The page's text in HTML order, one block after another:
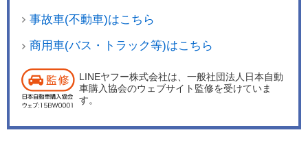
事故車(不動車)はこちら
商用車(バス・トラック等)はこちら
LINEヤフー株式会社は、一般社団法人日本自動
車購入協会のウェブサイト監修を受けていま
す。